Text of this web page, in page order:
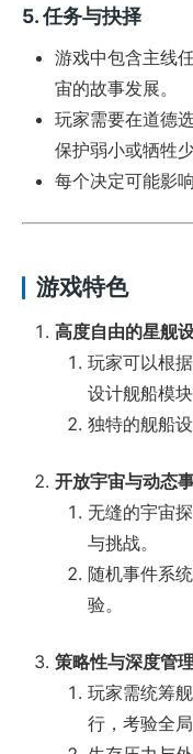
5.任务与抉择
游戏中包含主线
宙的故事发展。
玩家需要在道德
保护弱小或牺牲少
每个决定可能影
游戏特色
高度自由的星舰
玩家可以根
设计舰船模块
独特的舰船
开放宇宙与动态
无缝的宇宙
与挑战。
随机事件系
验。
策略性与深度管理
玩家需统筹
行，考验全局